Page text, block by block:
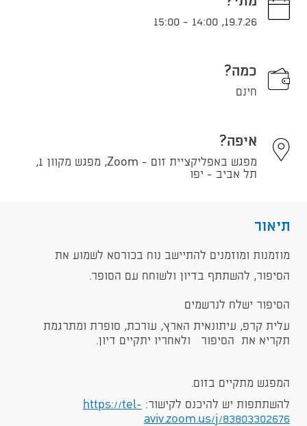
19.7.26
,
14:00
-
15:00
כמה?
חינם
איפה?
מפגש באפליקציית זום - Zoom, מפגש מקוון 1,
תל אביב - יפו
תיאור
מוזמנות ומוזמנים להתיישב נוח בכורסא לשמוע את
הסיפור, להשתתף בדיון ולשוחח עם הסופר.
הסיפור ישלח לנרשמים
עלית קרפ, עיתונאית הארץ, עורכת, סופרת ומתרגמת
תקריא את הסיפור ולאחריו יתקיים דיון.
המפגש מתקיים בזום.
להשתתפות יש להיכנס לקישור: https://tel-
aviv.zoom.us/j/83803302676